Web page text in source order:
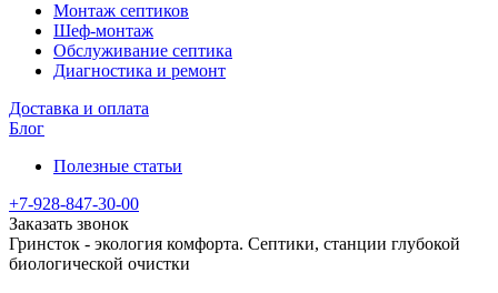
Монтаж септиков
Шеф-монтаж
Обслуживание септика
Диагностика и ремонт
Доставка и оплата
Блог
Полезные статьи
+7-928-847-30-00
Заказать звонок
Гринсток - экология комфорта. Септики, станции глубокой
биологической очистки